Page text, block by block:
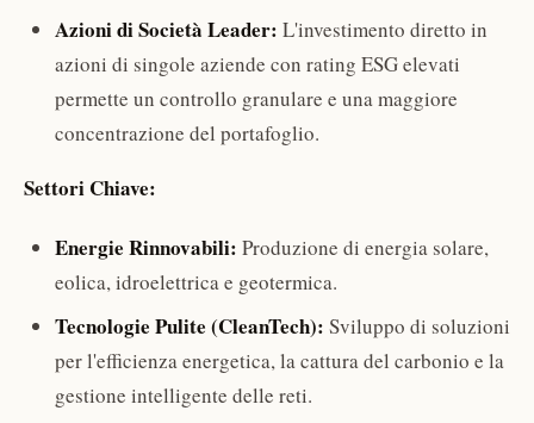
Azioni di Società Leader: L'investimento diretto in
azioni di singole aziende con rating ESG elevati
permette un controllo granulare e una maggiore
concentrazione del portafoglio.
Settori Chiave:
Energie Rinnovabili: Produzione di energia solare,
eolica, idroelettrica e geotermica.
Tecnologie Pulite (CleanTech): Sviluppo di soluzioni
per l'efficienza energetica, la cattura del carbonio e la
gestione intelligente delle reti.